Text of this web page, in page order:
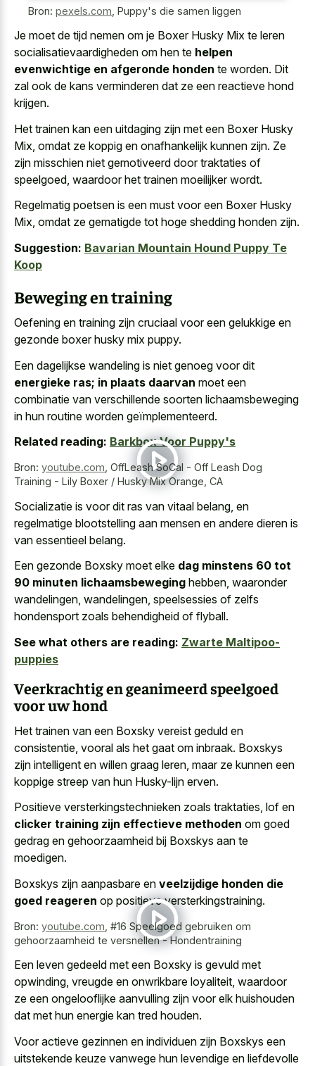
Bron: pexels.com Puppy's die samen liggen
Je moet de tijd nemen om je Boxer Husky Mix te leren
socialisatievaardigheden om hen te helpen
evenwichtige en afgeronde honden te worden. Dit
zal ook de kans verminderen dat ze een reactieve hond
krijgen.
Het trainen kan een uitdaging zijn met een Boxer Husky
Mix, omdat ze koppig en onafhankelijk kunnen zijn. Ze
zijn misschien niet gemotiveerd door traktaties of
speelgoed, waardoor het trainen moeilijker wordt.
Regelmatig poetsen is een must voor een Boxer Husky
Mix, omdat ze gematigde tot hoge shedding honden zijn.
Suggestion: Bavarian Mountain Hound Puppy Te
Koop
Beweging en training
Oefening en training zijn cruciaal voor een gelukkige en
gezonde boxer husky mix puppy.
Een dagelijkse wandeling is niet genoeg voor dit
energieke ras; in plaats daarvan moet een
combinatie van verschillende soorten lichaamsbeweging
in hun routine worden geïmplementeerd.
Related reading: Barkbox Voor Puppy's
Bron: youtube.com OffLeash SoCal - Off Leash Dog
Training - Lily Boxer / Husky Mix Orange, CA
Socializatie is voor dit ras van vitaal belang, en
regelmatige blootstelling aan mensen en andere dieren is
van essentieel belang.
Een gezonde Boxsky moet elke dag minstens 60 tot
90 minuten lichaamsbeweging hebben, waaronder
wandelingen, wandelingen, speelsessies of zelfs
hondensport zoals behendigheid of flyball.
See what others are reading: Zwarte Maltipoo-
puppies
Veerkrachtig en geanimeerd speelgoed
voor uw hond
Het trainen van een Boxsky vereist geduld en
consistentie, vooral als het gaat om inbraak. Boxskys
zijn intelligent en willen graag leren, maar ze kunnen een
koppige streep van hun Husky-lijn erven.
Positieve versterkingstechnieken zoals traktaties, lof en
clicker training zijn effectieve methoden om goed
gedrag en gehoorzaamheid bij Boxskys aan te
moedigen.
Boxskys zijn aanpasbare en veelzijdige honden die
goed reageren op positieve versterkingstraining.
Bron: youtube.com #16 Speelgoed gebruiken om
gehoorzaamheid te versnellen - Hondentraining
Een leven gedeeld met een Boxsky is gevuld met
opwinding, vreugde en onwrikbare loyaliteit, waardoor
ze een ongelooflijke aanvulling zijn voor elk huishouden
dat met hun energie kan tred houden.
Voor actieve gezinnen en individuen zijn Boxskys een
uitstekende keuze vanwege hun levendige en liefdevolle